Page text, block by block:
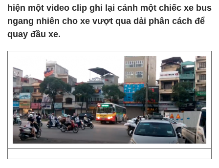
hiện một video clip ghi lại cảnh một chiếc xe bus
ngang nhiên cho xe vượt qua dải phân cách để
quay đầu xe.